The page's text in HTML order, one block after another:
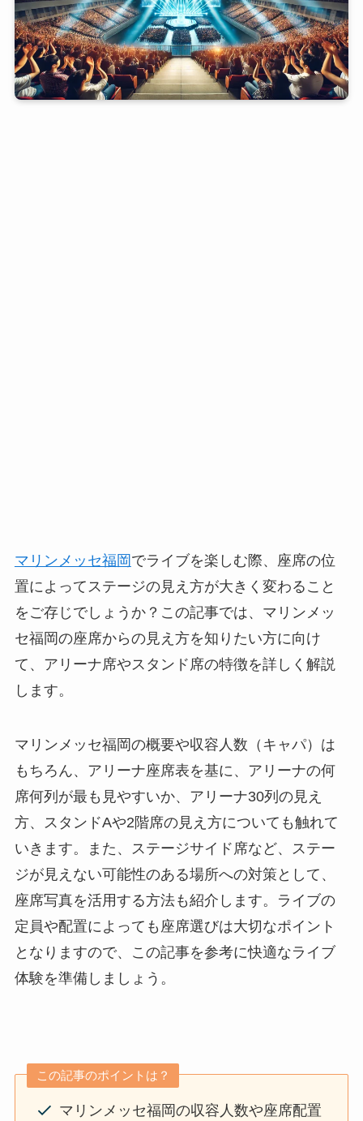
マリンメッセ福岡 でライブを楽しむ際、座席の位
置によってステージの見え方が大きく変わること
をご存じでしょうか？この記事では、マリンメッ
セ福岡の座席からの見え方を知りたい方に向け
て、アリーナ席やスタンド席の特徴を詳しく解説
します。
マリンメッセ福岡の概要や収容人数（キャパ）は
もちろん、アリーナ座席表を基に、アリーナの何
席何列が最も見やすいか、アリーナ30列の見え
方、スタンドAや2階席の見え方についても触れて
いきます。また、ステージサイド席など、ステー
ジが見えない可能性のある場所への対策として、
座席写真を活用する方法も紹介します。ライブの
定員や配置によっても座席選びは大切なポイント
となりますので、この記事を参考に快適なライブ
体験を準備しましょう。
この記事のポイントは？
マリンメッセ福岡の収容人数や座席配置